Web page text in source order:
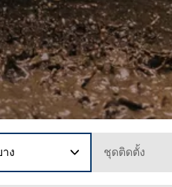
ง ชุดติดตั้ง